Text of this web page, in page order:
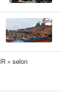
» selon